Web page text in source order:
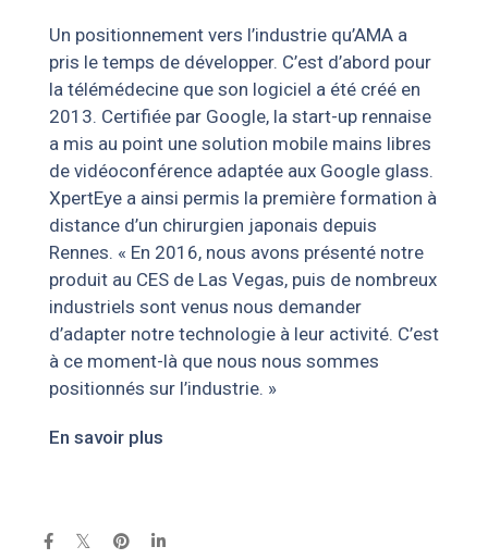
Un positionnement vers l’industrie qu’AMA a
pris le temps de développer. C’est d’abord pour
la télémédecine que son logiciel a été créé en
2013. Certifiée par Google, la start-up rennaise
a mis au point une solution mobile mains libres
de vidéoconférence adaptée aux Google glass.
XpertEye a ainsi permis la première formation à
distance d’un chirurgien japonais depuis
Rennes. « En 2016, nous avons présenté notre
produit au CES de Las Vegas, puis de nombreux
industriels sont venus nous demander
d’adapter notre technologie à leur activité. C’est
à ce moment-là que nous nous sommes
positionnés sur l’industrie. »
En savoir plus